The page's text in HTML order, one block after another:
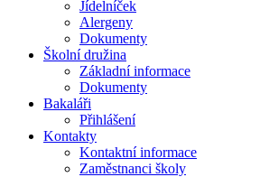
Jídelníček
Alergeny
Dokumenty
Školní družina
Základní informace
Dokumenty
Bakaláři
Přihlášení
Kontakty
Kontaktní informace
Zaměstnanci školy